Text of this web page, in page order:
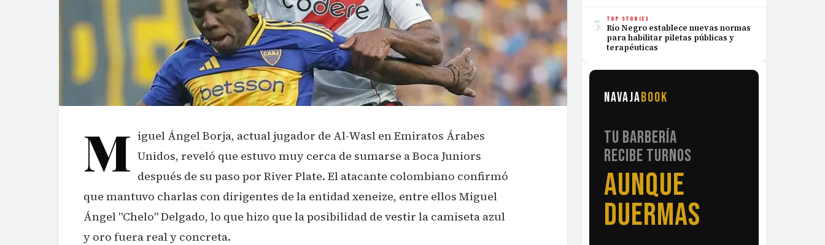
M iguel Ángel Borja, actual jugador de Al-Wasl en Emiratos Árabes
Unidos, reveló que estuvo muy cerca de sumarse a Boca Juniors
después de su paso por River Plate. El atacante colombiano confirmó
que mantuvo charlas con dirigentes de la entidad xeneize, entre ellos Miguel
Ángel "Chelo" Delgado, lo que hizo que la posibilidad de vestir la camiseta azul
y oro fuera real y concreta.
5 TOP STORIES
Río Negro establece nuevas normas
para habilitar piletas públicas y
terapéuticas
NAVAJABOOK
TU BARBERÍA
RECIBE TURNOS
SIN
LLAMADAS